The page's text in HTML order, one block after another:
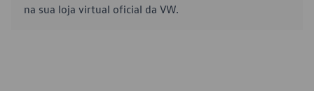
na sua loja virtual oficial da VW.